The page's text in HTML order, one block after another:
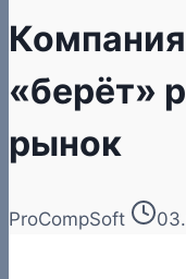
«берёт»
рынок
ProCompSoft